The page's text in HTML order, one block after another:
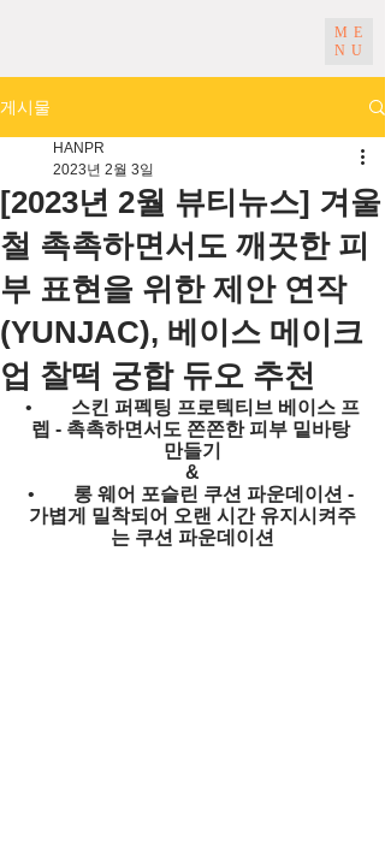
ME
NU
게시물
[2023년 2월 뷰티뉴스] 겨울
철 촉촉하면서도 깨끗한 피
부 표현을 위한 제안 연작
(YUNJAC), 베이스 메이크
업 찰떡 궁합 듀오 추천
HANPR
2023년 2월 3일
• 스킨 퍼펙팅 프로텍티브 베이스 프
렙 - 촉촉하면서도 쫀쫀한 피부 밑바탕
만들기
&
• 롱 웨어 포슬린 쿠션 파운데이션 -
가볍게 밀착되어 오랜 시간 유지시켜주
는 쿠션 파운데이션